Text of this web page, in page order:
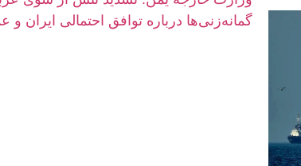
گمانه‌زنی‌ها درباره توافق احتمالی ایران